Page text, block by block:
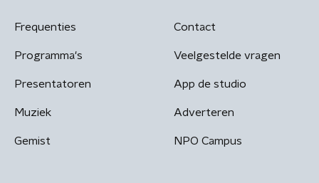
Frequenties
Programma's
Presentatoren
Muziek
Gemist
Contact
Veelgestelde vragen
App de studio
Adverteren
NPO Campus